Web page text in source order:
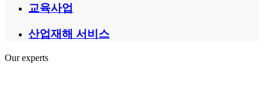
교육사업
산업재해 서비스
Our experts